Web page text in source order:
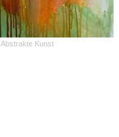
Abstrakte Kunst